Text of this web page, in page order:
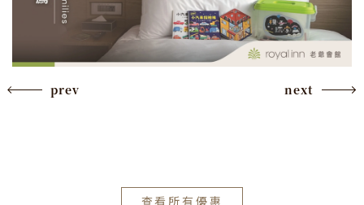
prev next
查看所有優惠